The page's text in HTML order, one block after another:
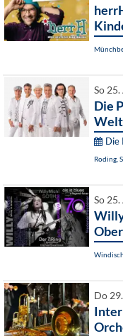
So
Die
Welt
Die
Roding,
So
Do